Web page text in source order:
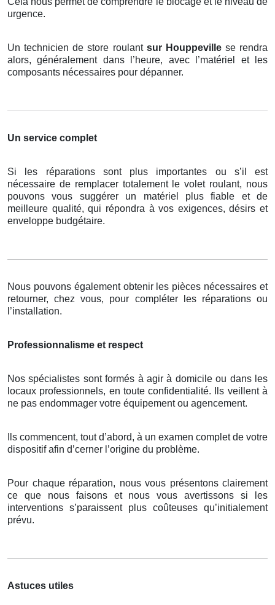
urgence.
Un technicien de store roulant sur Houppeville se rendra
alors, généralement dans l’heure, avec l’matériel et les
composants nécessaires pour dépanner.
Un service complet
Si les réparations sont plus importantes ou s’il est
nécessaire de remplacer totalement le volet roulant, nous
pouvons vous suggérer un matériel plus fiable et de
meilleure qualité, qui répondra à vos exigences, désirs et
enveloppe budgétaire.
Nous pouvons également obtenir les pièces nécessaires et
retourner, chez vous, pour compléter les réparations ou
l’installation.
Professionnalisme et respect
Nos spécialistes sont formés à agir à domicile ou dans les
locaux professionnels, en toute confidentialité. Ils veillent à
ne pas endommager votre équipement ou agencement.
Ils commencent, tout d’abord, à un examen complet de votre
dispositif afin d’cerner l’origine du problème.
Pour chaque réparation, nous vous présentons clairement
ce que nous faisons et nous vous avertissons si les
interventions s’paraissent plus coûteuses qu’initialement
prévu.
Astuces utiles